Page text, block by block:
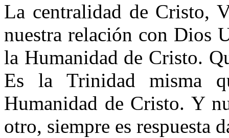
La centralidad de Cristo,
nuestra relación con Dios
la Humanidad de Cristo.
Es la Trinidad misma
Humanidad de Cristo. Y
otro, siempre es respuesta